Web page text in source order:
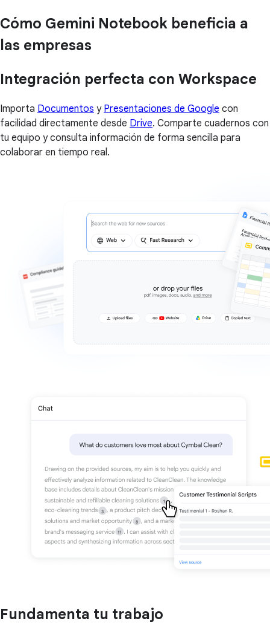
Cómo Gemini Notebook beneficia a
las empresas
Integración perfecta con Workspace
Importa Documentos y Presentaciones de Google con
facilidad directamente desde Drive. Comparte cuadernos con
tu equipo y consulta información de forma sencilla para
colaborar en tiempo real.
Fundamenta tu trabajo